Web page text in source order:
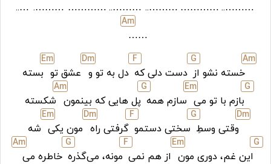
………..
…………
………..
………..
…………
……….
…..
……
Am
Am
خسته نشو از
G
دست دلى که
F
دل به تو و
Dm
عشق تو
Em
بسته
G
بازم با تو مى
Em
سازم همه
G
پل هایى که بینمون
Am
شکسته
Dm
وقتی وسطِ
G
سختی دستمو
F
گرفتی راه
Dm
مون یکی
Em
شه
G
این غم، دوری مون
Em
از هم نمى
F
مونه، می‌گذره
G
خاطره مى
Am